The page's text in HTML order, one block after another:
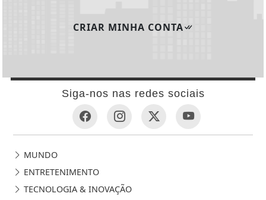
CRIAR MINHA CONTA
Siga-nos nas redes sociais
MUNDO
ENTRETENIMENTO
TECNOLOGIA & INOVAÇÃO